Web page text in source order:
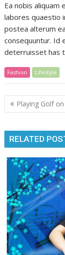
Ea nobis aliquam
labores quaestio
postea alterum
consequuntur. Id
deterruisset has
Fashion Lifestyle
Post
navigation
Playing Golf
RELATED